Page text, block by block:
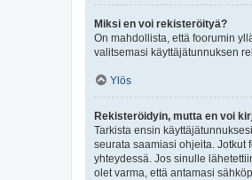
Miksi en voi rekisteröityä?
On mahdollista, että foorumin
valitsemasi käyttäjätunnuksen
Ylös
Rekisteröidyin, mutta en voi
Tarkista ensin
seurata saamiasi ohjeita. Jotkut
yhteydessä. Jos sinulle
olet varma, että antamasi